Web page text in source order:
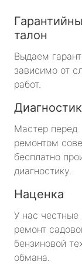
талон
Выдаем
зависимо от
работ.
Мастер перед
ремонтом
бесплатно
диагностику.
Наценка
У нас честные
ремонт
бензиновой
обмана.